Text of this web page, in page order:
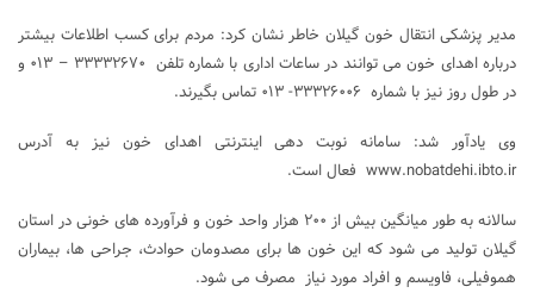
مدیر پزشکی انتقال خون گیلان خاطر نشان کرد: مردم برای کسب اطلاعات بیشتر
درباره اهدای خون می توانند در ساعات اداری با شماره تلفن ۳۳۳۳۲۶۷۰ – ۰۱۳ و
در طول روز نیز با شماره ۳۳۳۲۶۰۰۶- ۰۱۳ تماس بگیرند.
وی یادآور شد: سامانه نوبت دهی اینترنتی اهدای خون نیز به آدرس
www.nobatdehi.ibto.ir فعال است.
سالانه به طور میانگین بیش از ۲۰۰ هزار واحد خون و فرآورده های خونی در استان
گیلان تولید می شود که این خون ها برای مصدومان حوادث، جراحی ها، بیماران
هموفیلی، فاویسم و افراد مورد نیاز مصرف می شود.